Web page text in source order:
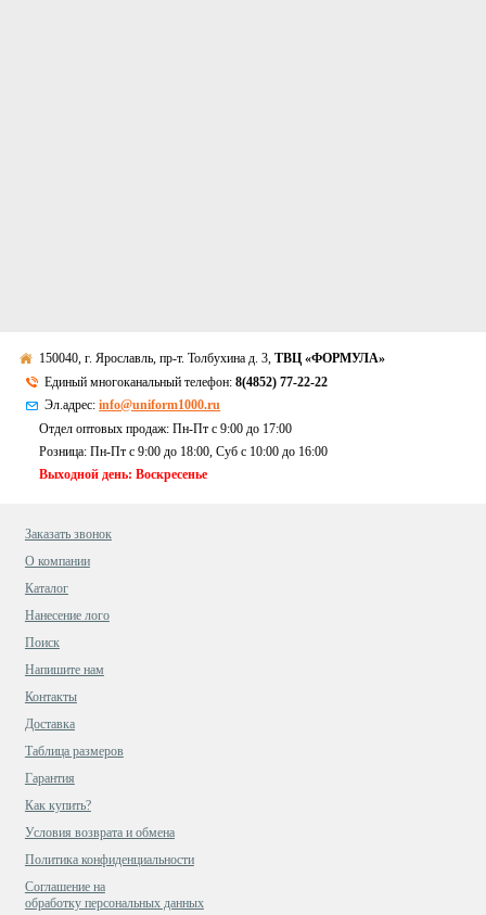
150040, г. Ярославль, пр-т. Толбухина д. 3,ТВЦ «ФОРМУЛА»
Единый многоканальный телефон:8(4852) 77-22-22
Эл.адрес:info@uniform1000.ru
Отдел оптовых продаж: Пн-Пт с 9:00 до 17:00
Розница: Пн-Пт с 9:00 до 18:00, Суб c 10:00 до 16:00
Выходной день: Воскресенье
Заказать звонок
О компании
Каталог
Нанесение лого
Поиск
Напишите нам
Контакты
Доставка
Таблица размеров
Гарантия
Как купить?
Условия возврата и обмена
Политика конфиденциальности
Cоглашение на
обработку персональных данных